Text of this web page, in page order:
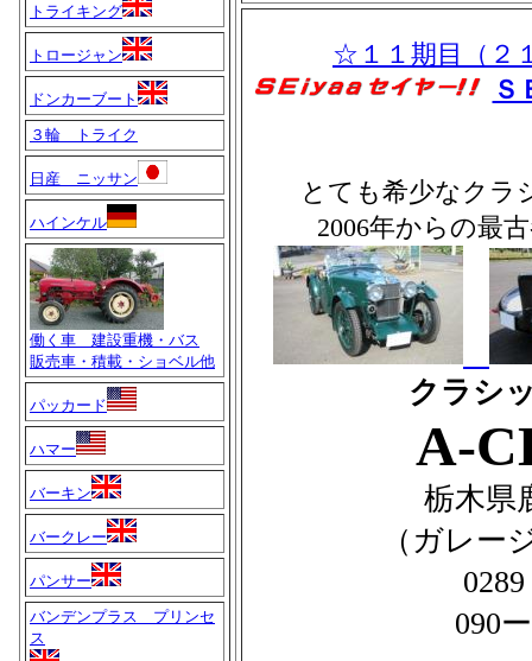
トライキング
トロージャン
ドンカーブート
３輪 トライク
日産 ニッサン
ハインケル
働く車 建設重機・バス
販売車・積載・ショベル他
パッカード
ハマー
バーキン
バークレー
パンサー
バンデンプラス プリンセ
ス
☆１１期目（２
Ｓ
とても希少なクラ
2006年からの最
クラシ
A-
栃木県
（ガレー
090